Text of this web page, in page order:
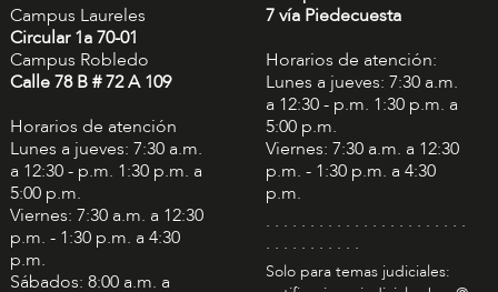
Campus Laureles
Circular 1a 70-01
Campus Robledo
Calle 78 B # 72 A 109
Horarios de atención
Lunes a jueves: 7:30 a.m.
a 12:30 - p.m. 1:30 p.m. a
5:00 p.m.
Viernes: 7:30 a.m. a 12:30
p.m. - 1:30 p.m. a 4:30
p.m.
Sábados: 8:00 a.m. a
7 vía Piedecuesta
Horarios de atención:
Lunes a jueves: 7:30 a.m.
a 12:30 - p.m. 1:30 p.m. a
5:00 p.m.
Viernes: 7:30 a.m. a 12:30
p.m. - 1:30 p.m. a 4:30
p.m.
. . . . . . . . . . . . . . . . . . . . . . .
. . . . . . . . . . .
Solo para temas judiciales: